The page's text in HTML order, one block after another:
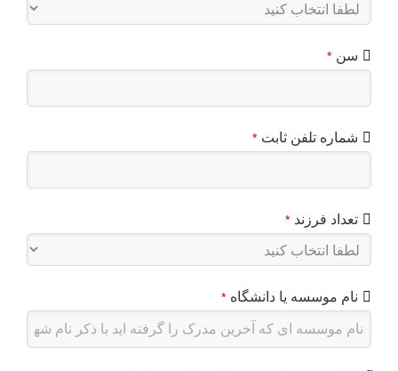
سن *
شماره تلفن ثابت *
تعداد فرزند *
نام موسسه یا دانشگاه *